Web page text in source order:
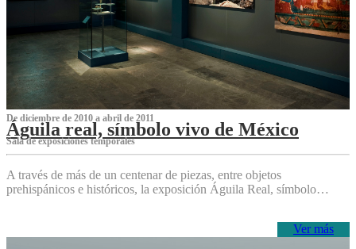
De diciembre de 2010 a abril de 2011
Águila real, símbolo vivo de México
Sala de exposiciones temporales
A través de más de un centenar de piezas, entre objetos
prehispánicos e históricos, la exposición Águila Real, símbolo…
Ver más